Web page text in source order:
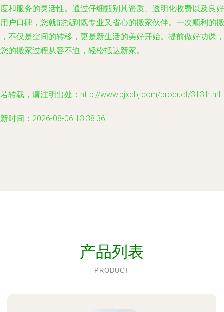
和服务的灵活性。通过仔细甄别其资质、透明化收费以及良好
户口碑，您就能找到既专业又省心的搬家伙伴。一次顺利的搬
不仅是空间的转移，更是新生活的美好开始。提前做好功课，
的搬家过程从容不迫，轻松抵达新家。
转载，请注明出处：http://www.bjxdbj.com/product/313.html
时间：2026-08-06 13:38:36
产品列表
PRODUCT